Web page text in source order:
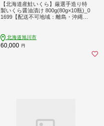
【北海道産鮭いくら】厳選手造り特
製いくら醤油漬け 800g(80g×10瓶)_0
1699【配送不可地域：離島・沖縄】
北海道旭川市
60,000 円